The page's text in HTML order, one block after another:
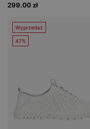
299.00 zł
Wyprzedaż
47%